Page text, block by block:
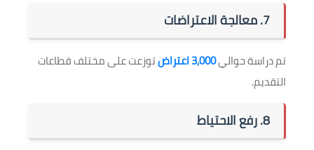
7. معالجة الاعتراضات
تم دراسة حوالي3,000 اعتراض
توزعت على مختلف قطاعات
التقديم.
8. رفع الاحتياط